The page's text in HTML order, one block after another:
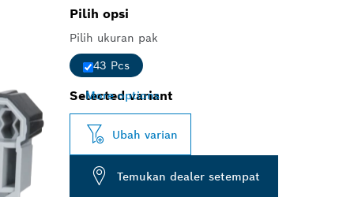
Pilih opsi
Pilih ukuran pak
43 Pcs
More options
Selected variant
Ubah varian
Temukan dealer setempat